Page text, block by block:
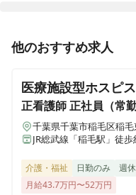
千葉県市川市鬼高三丁目15-13
セントケア訪問看護ステ
千葉県茂原市本小轡344-1
セントケア訪問看護ステ
他のおすすめ求人
医療施設型ホスピ
正看護師正社員（常勤
千葉県千葉市稲毛区稲
JR総武線「稲毛駅」徒
介護・福祉 日勤のみ 週
月給43.7万円〜52万円